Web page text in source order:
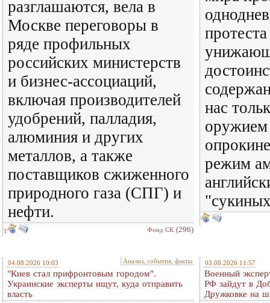
разглашаются, вела в
Москве переговоры в
ряде профильных
российских министерств
и бизнес-ассоциаций,
включая производителей
удобрений, палладия,
алюминия и других
металлов, а также
поставщиков сжиженного
природного газа (СПГ) и
нефти.
1 Фонд СК (296)
нас
оружием
режим
04.08.2026 10:03 Анализ, события, факты
"Киев стал прифронтовым городом".
Украинские эксперты ищут, куда отправить
власть
03.08.2026 11:57
Военный
РФ зайдут в
Дружковке на